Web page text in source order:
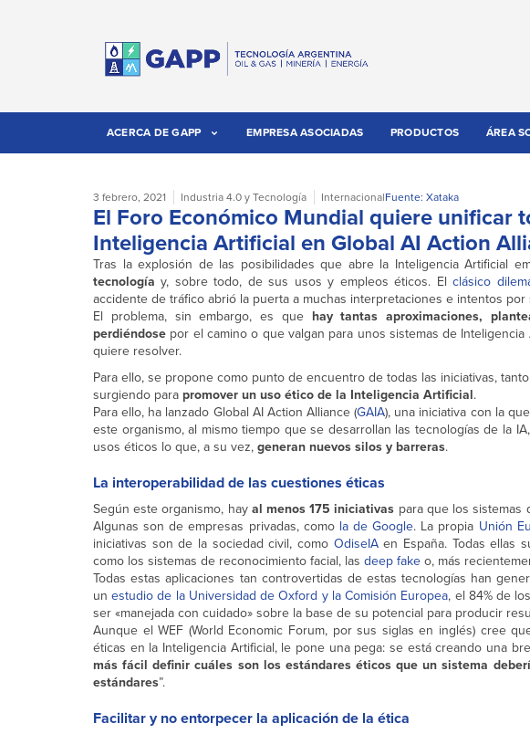
ACERCA DE GAPP EMPRESA ASOCIADAS PRODUCTOS ÁREA
3 febrero, 2021 Industria 4.0 y Tecnología InternacionalFuente: Xataka
El Foro Económico Mundial quiere unificar
Inteligencia Artificial en Global AI Action
Tras la explosión de las posibilidades que abre la Inteligencia Artificial
tecnología y, sobre todo, de sus usos y empleos éticos. Elclásico
accidente de tráfico abrió la puerta a muchas interpretaciones e intentos por
El problema, sin embargo, es que hay tantas aproximaciones,
perdiéndose por el camino o que valgan para unos sistemas de
quiere resolver.
Para ello, se propone como punto de encuentro de todas las iniciativas,
surgiendo para promover un uso ético de la Inteligencia Artificial.
Para ello, ha lanzado Global AI Action Alliance (GAIA), una iniciativa con la
este organismo, al mismo tiempo que se desarrollan las tecnologías de la
usos éticos lo que, a su vez,generan nuevos silos y barreras.
La interoperabilidad de las cuestiones éticas
Según este organismo, hayal menos 175 iniciativas para que los sistemas
Algunas son de empresas privadas, como la de Google. La propia Unión
iniciativas son de la sociedad civil, como OdiseIAen España. Todas ellas
como los sistemas de reconocimiento facial, las deep fakeo, más
Todas estas aplicaciones tan controvertidas de estas tecnologías han
unestudio de la Universidad de Oxford y la Comisión Europea, el 84% de
ser «manejada con cuidado» sobre la base de su potencial para producir
Aunque el WEF (World Economic Forum, por sus siglas en inglés) cree
éticas en la Inteligencia Artificial, le pone una pega: se está creando una
más fácil definir cuáles son los estándares éticos que un sistema
estándares”.
Facilitar y no entorpecer la aplicación de la ética